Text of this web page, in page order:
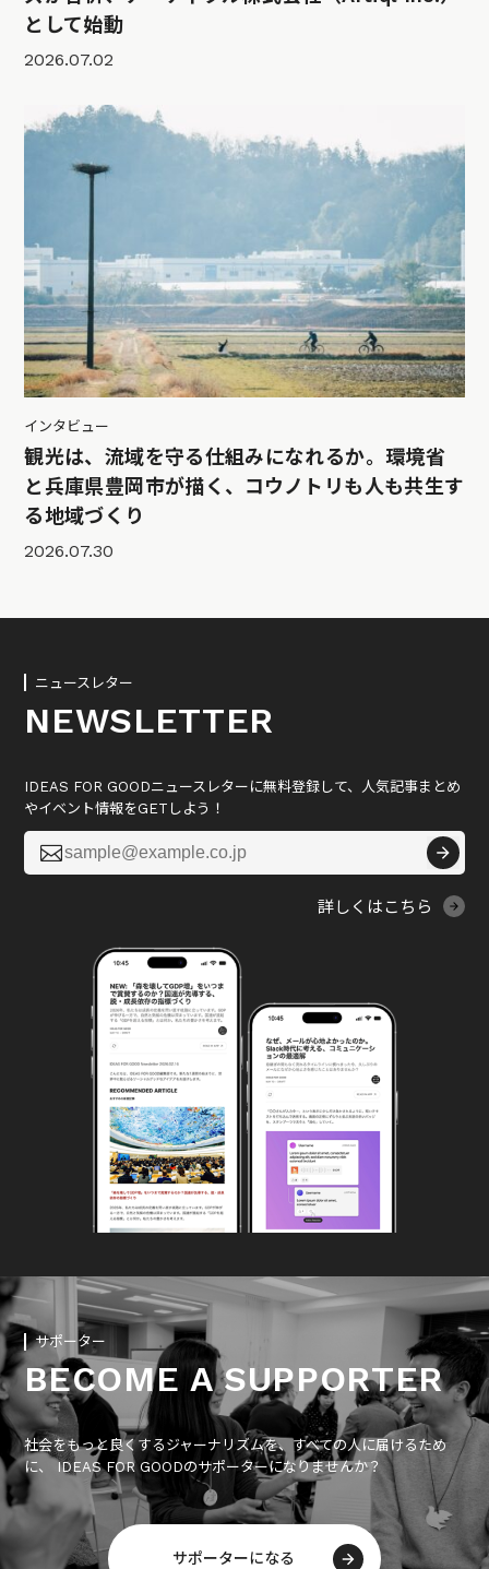
として始動
2026.07.02
インタビュー
観光は、流域を守る仕組みになれるか。環境省
と兵庫県豊岡市が描く、コウノトリも人も共生す
る地域づくり
2026.07.30
ニュースレター
NEWSLETTER
IDEAS FOR GOODニュースレターに無料登録して、人気記事まとめ
やイベント情報をGETしよう！

詳しくはこちら
サポーター
BECOME A SUPPORTER
社会をもっと良くするジャーナリズムを、すべての人に届けるため
に、 IDEAS FOR GOODのサポーターになりませんか？
サポーターになる